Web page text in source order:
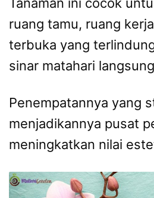
ruang tamu, ruang
terbuka yang
sinar matahari
Penempatannya yang
menjadikannya pusat
meningkatkan nilai